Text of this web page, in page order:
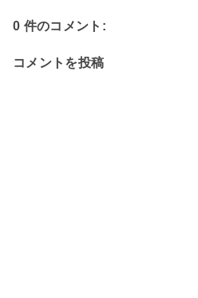
0 件のコメント:
コメントを投稿